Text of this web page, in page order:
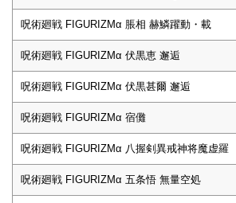
呪術廻戦 FIGURIZMα 脹相 赫鱗躍動・載
呪術廻戦 FIGURIZMα 伏黒恵 邂逅
呪術廻戦 FIGURIZMα 伏黒甚爾 邂逅
呪術廻戦 FIGURIZMα 宿儺
呪術廻戦 FIGURIZMα 八握剣異戒神将魔虚羅
呪術廻戦 FIGURIZMα 五条悟 無量空処